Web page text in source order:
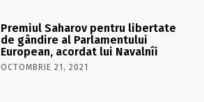
Premiul Saharov pentru libertate
de gândire al Parlamentului
European, acordat lui Navalnîi
OCTOMBRIE 21, 2021